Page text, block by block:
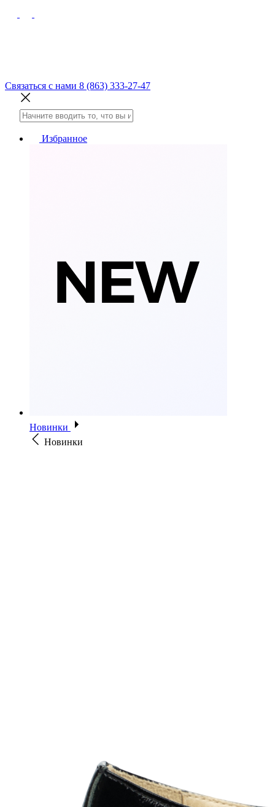
Связаться с нами 8 (863) 333-27-47
Избранное
Новинки
Новинки